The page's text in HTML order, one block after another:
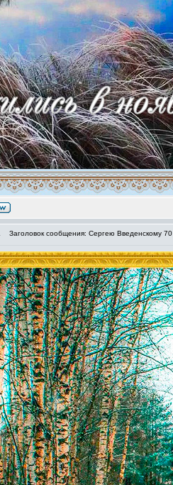
Заголовок сообщения: Сергею Введенскому 70